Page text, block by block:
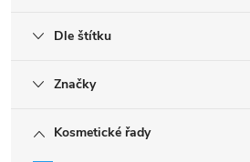
Dle štítku
Značky
Kosmetické řady